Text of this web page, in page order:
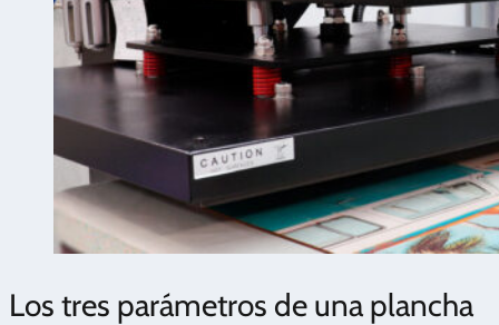
Los tres parámetros de una plancha